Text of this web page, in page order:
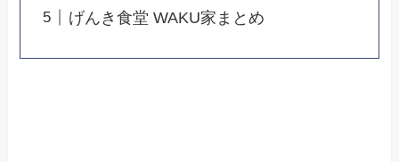
げんき食堂 WAKU家まとめ